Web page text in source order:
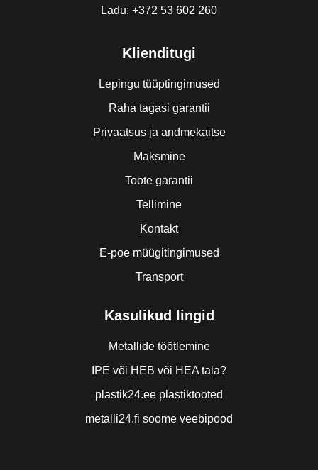
Ladu: +372 53 602 260
Klienditugi
Lepingu tüüptingimused
Raha tagasi garantii
Privaatsus ja andmekaitse
Maksmine
Toote garantii
Tellimine
Kontakt
E-poe müügitingimused
Transport
Kasulikud lingid
Metallide töötlemine
IPE või HEB või HEA tala?
plastik24.ee plastiktooted
metalli24.fi soome veebipood